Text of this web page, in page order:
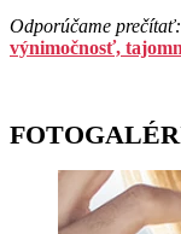
Odporúčame prečítať:
výnimočnosť,